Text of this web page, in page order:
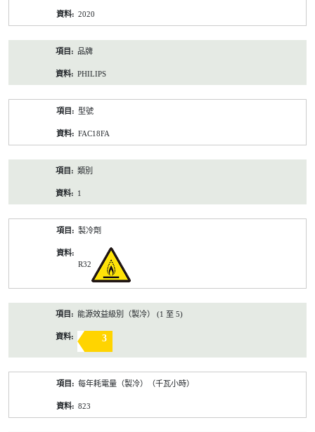
2020
品牌
PHILIPS
型號
FAC18FA
類別
1
製冷劑
R32
能源效益級別（製冷） (1 至 5)
3
每年耗電量（製冷）（千瓦小時）
823